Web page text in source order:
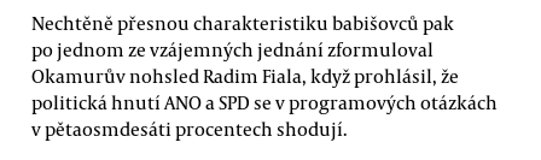
Nechtěně přesnou charakteristiku babišovců pak
po jednom ze vzájemných jednání zformuloval
Okamurův nohsled Radim Fiala, když prohlásil, že
politická hnutí ANO a SPD se v programových otázkách
v pětaosmdesáti procentech shodují.